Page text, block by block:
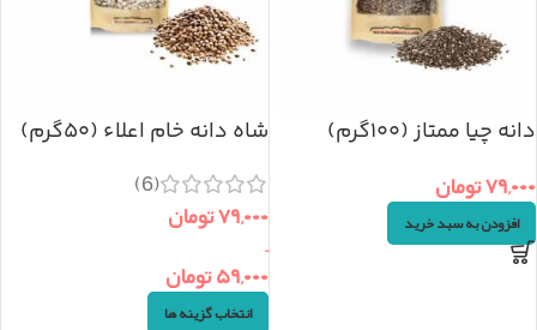
دانه چیا ممتاز (۱۰۰گرم)
۷۹,۰۰۰تومان
افزودن به سبد خرید
شاه دانه خام اعلاء (۵۰گرم)
(6)
۷۹,۰۰۰تومان
–
۵۹,۰۰۰تومان
انتخاب گزینه ها